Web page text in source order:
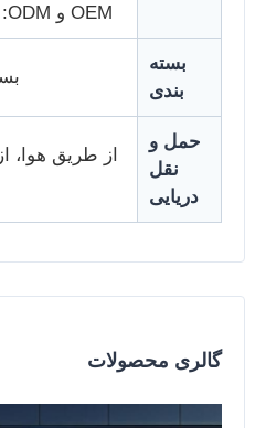
OEM و ODM: در عرض 15 روز کاری
بسته
بندی
حمل و
نقل
دریایی
از طریق هوا،
گالری محصولات